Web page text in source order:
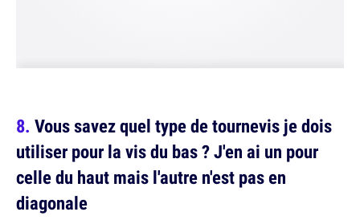
Vous savez quel type de tournevis je dois
utiliser pour la vis du bas ? J'en ai un pour
celle du haut mais l'autre n'est pas en
diagonale